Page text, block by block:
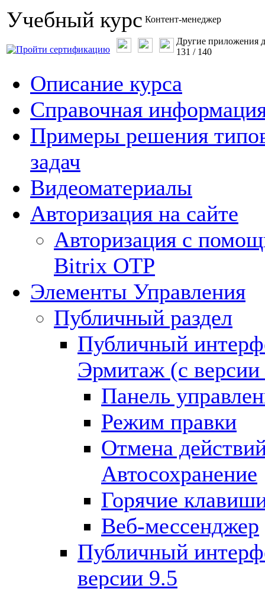
Учебный курс Контент-менеджер
Другие приложения
131 / 140
Описание курса
Справочная
Примеры решения
задач
Видеоматериалы
Авторизация на сайте
Авторизация с
Bitrix OTP
Элементы Управления
Публичный раздел
Публичный
Эрмитаж (с
Панель
Режим правки
Отмена
Автосохранение
Горячие
Веб-мессенджер
Публичный
версии 9.5